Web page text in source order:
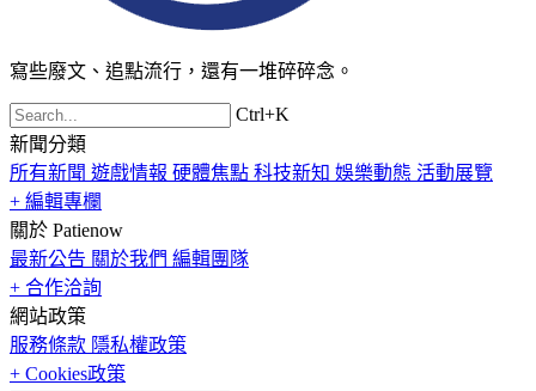
寫些廢文、追點流行，還有一堆碎碎念。
Ctrl+K
新聞分類
所有新聞 遊戲情報 硬體焦點 科技新知 娛樂動態 活動展覽
+ 編輯專欄
關於 Patienow
最新公告 關於我們 編輯團隊
+ 合作洽詢
網站政策
服務條款 隱私權政策
+ Cookies政策